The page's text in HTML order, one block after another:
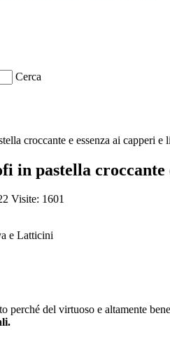
Cerca
in pastella croccante
Visite: 1601
e Latticini
perché del virtuoso e altamente